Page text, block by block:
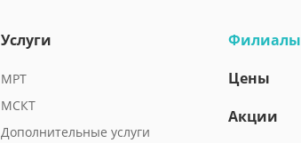
Услуги
МРТ
МСКТ
Дополнительные услуги
Филиалы
Цены
Акции